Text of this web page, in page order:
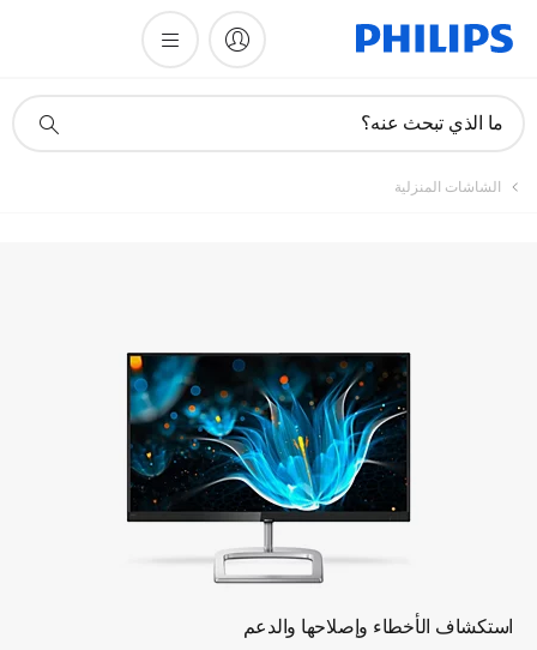
دعم
ما الذي تبحث عنه؟
الشاشات المنزلية
استكشاف الأخطاء وإصلاحها والدعم
تسجيل المنتج